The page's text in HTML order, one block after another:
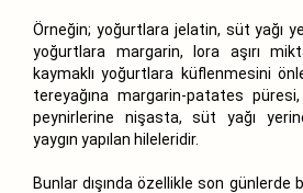
Örneğin; yoğurtlara jelatin, süt yağı
yoğurtlara margarin, lora aşırı
kaymaklı yoğurtlara küflenmesini
tereyağına margarin-patates
peynirlerine nişasta, süt yağı
yaygın yapılan hileleridir.
Bunlar dışında özellikle son günlerde